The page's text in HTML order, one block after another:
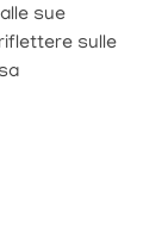
sue
sulle